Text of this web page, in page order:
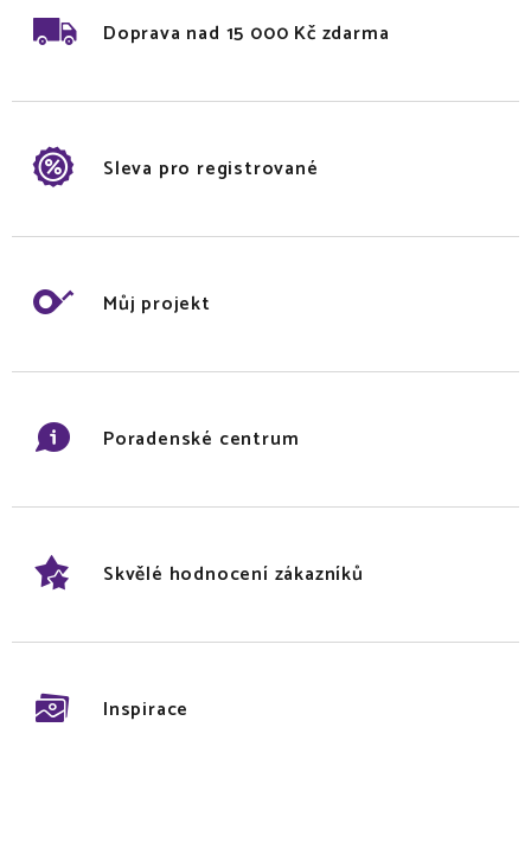
Doprava nad 15 000 Kč zdarma
Sleva pro registrované
Můj projekt
Poradenské centrum
Skvělé hodnocení zákazníků
Inspirace